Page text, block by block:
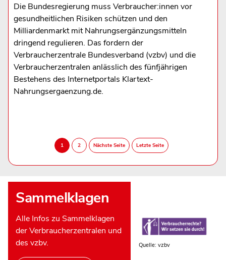
Die Bundesregierung muss Verbraucher:innen vor
gesundheitlichen Risiken schützen und den
Milliardenmarkt mit Nahrungsergänzungsmitteln
dringend regulieren. Das fordern der
Verbraucherzentrale Bundesverband (vzbv) und die
Verbraucherzentralen anlässlich des fünfjährigen
Bestehens des Internetportals Klartext-
Nahrungsergaenzung.de.
Sammelklagen
Alle Infos zu Sammelklagen
der Verbraucherzentralen und
des vzbv.
Quelle: vzbv